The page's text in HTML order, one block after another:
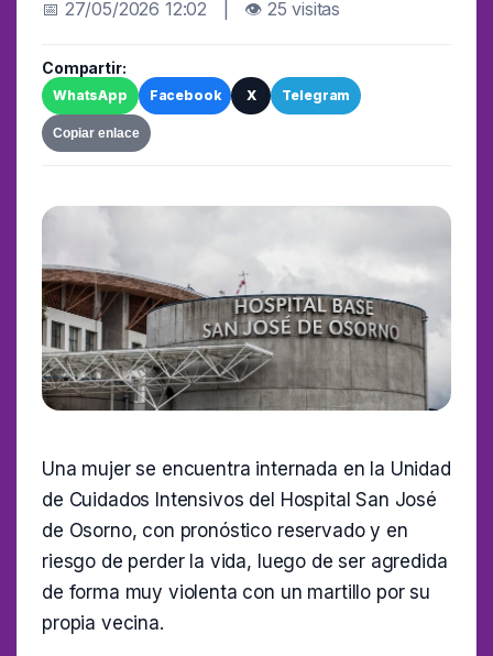
📅 27/05/2026 12:02 | 👁 25 visitas
Compartir:
WhatsApp Facebook X Telegram
Copiar enlace
Una mujer se encuentra internada en la Unidad
de Cuidados Intensivos del Hospital San José
de Osorno, con pronóstico reservado y en
riesgo de perder la vida, luego de ser agredida
de forma muy violenta con un martillo por su
propia vecina.